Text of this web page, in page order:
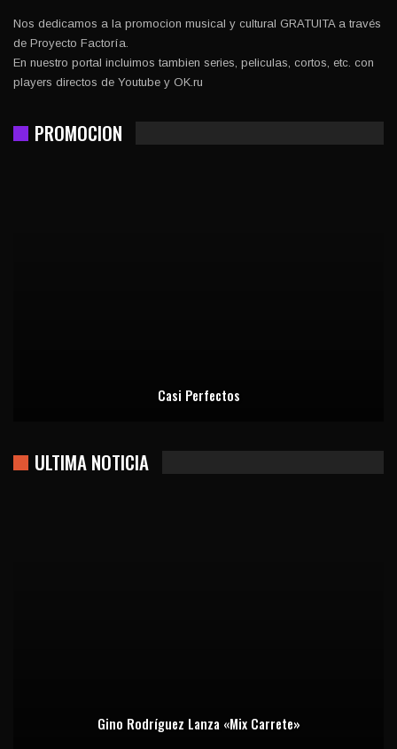
Nos dedicamos a la promocion musical y cultural GRATUITA a través
de Proyecto Factoría.
En nuestro portal incluimos tambien series, peliculas, cortos, etc. con
players directos de Youtube y OK.ru
PROMOCION
Casi Perfectos
ULTIMA NOTICIA
Gino Rodríguez Lanza «Mix Carrete»